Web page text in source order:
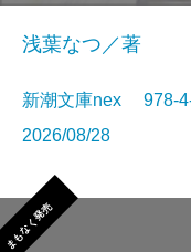
浅葉なつ／著
新潮文庫nex 978-
2026/08/28
まもなく発売